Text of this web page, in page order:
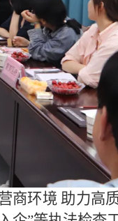
商环境 助力高